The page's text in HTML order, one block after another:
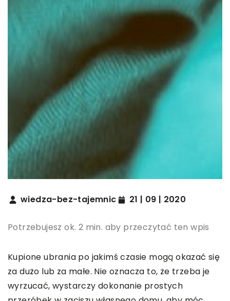
wiedza-bez-tajemnic 21 | 09 | 2020
Potrzebujesz ok. 2 min. aby przeczytać ten wpis
Kupione ubrania po jakimś czasie mogą okazać się
za dużo lub za małe. Nie oznacza to, że trzeba je
wyrzucać, wystarczy dokonanie prostych